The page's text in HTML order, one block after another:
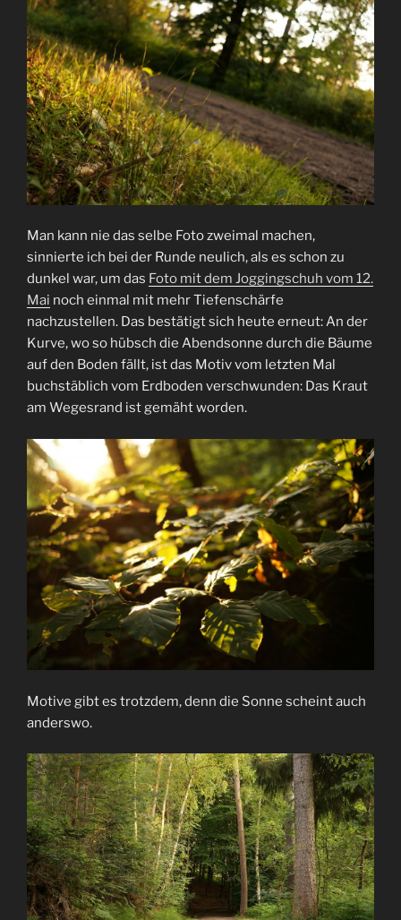
Man kann nie das selbe Foto zweimal machen,
sinnierte ich bei der Runde neulich, als es schon zu
dunkel war, um das Foto mit dem Joggingschuh vom 12.
Mai noch einmal mit mehr Tiefenschärfe
nachzustellen. Das bestätigt sich heute erneut: An der
Kurve, wo so hübsch die Abendsonne durch die Bäume
auf den Boden fällt, ist das Motiv vom letzten Mal
buchstäblich vom Erdboden verschwunden: Das Kraut
am Wegesrand ist gemäht worden.
Motive gibt es trotzdem, denn die Sonne scheint auch
anderswo.